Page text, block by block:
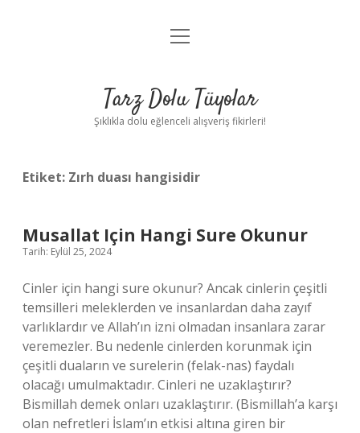
Anasayfa
Yasal Uyarı
menüyü
Tarz Dolu Tüyolar
Şıklıkla dolu eğlenceli alışveriş fikirleri!
Etiket: Zırh duası hangisidir
Musallat Için Hangi Sure Okunur
Tarih: Eylül 25, 2024
Cinler için hangi sure okunur? Ancak cinlerin çeşitli
temsilleri meleklerden ve insanlardan daha zayıf
varlıklardır ve Allah’ın izni olmadan insanlara zarar
veremezler. Bu nedenle cinlerden korunmak için
çeşitli duaların ve surelerin (felak-nas) faydalı
olacağı umulmaktadır. Cinleri ne uzaklaştırır?
Bismillah demek onları uzaklaştırır. (Bismillah’a karşı
olan nefretleri İslam’ın etkisi altına giren bir